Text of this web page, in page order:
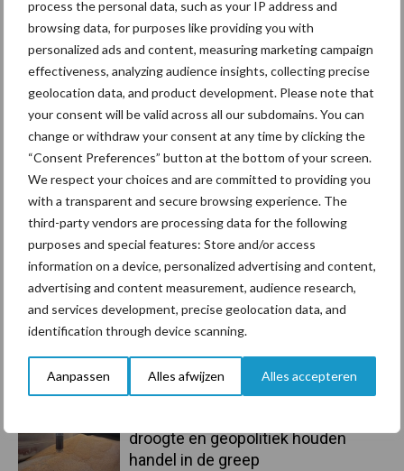
process the personal data, such as your IP address and
browsing data, for purposes like providing you with
personalized ads and content, measuring marketing campaign
effectiveness, analyzing audience insights, collecting precise
geolocation data, and product development. Please note that
your consent will be valid across all our subdomains. You can
change or withdraw your consent at any time by clicking the
“Consent Preferences” button at the bottom of your screen.
We respect your choices and are committed to providing you
with a transparent and secure browsing experience. The
third-party vendors are processing data for the following
purposes and special features: Store and/or access
information on a device, personalized advertising and content,
advertising and content measurement, audience research,
and services development, precise geolocation data, and
identification through device scanning.
Aanpassen Alles afwijzen Alles accepteren
Primaire
Sidebar
Recent nieuws Partner nieuws
10 aug
Jaarverslag 2025 Royal A-ware:
omzet groeit, nettoresultaat daalt
10 aug
Machines en werktuigen gewild
doelwit criminelen
droogte en geopolitiek houden
handel in de greep
Toon meer